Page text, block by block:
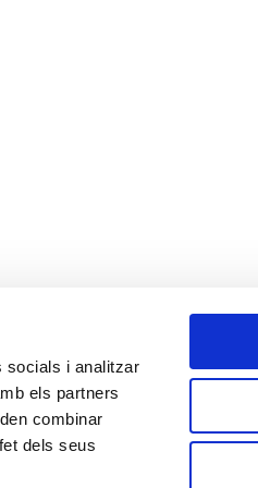
socials i analitzar
els partners
combinar
dels seus